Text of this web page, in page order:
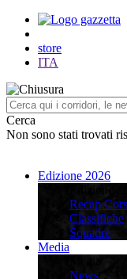
store
ITA
Cerca
Non sono stati trovati
Edizione 2026
Recap
Classifiche
Squadre
Media
News